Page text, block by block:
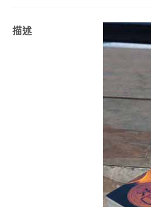
描述